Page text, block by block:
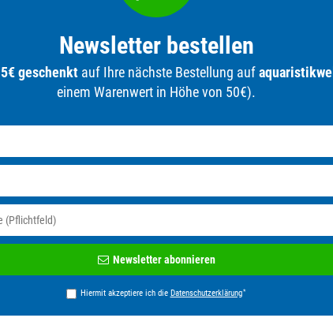
Newsletter bestellen
5€ geschenkt auf Ihre nächste Bestellung auf
einem Warenwert in Höhe von 50€).
Honig
Newsletter abonnieren
Hiermit akzeptiere ich die Daten­schutz­erklärung*